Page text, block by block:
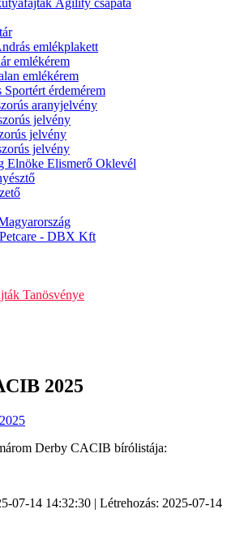
Agility csapata
emlékplakett
emlékérem
emlékérem
érdemérem
aranyjelvény
jelvény
jelvény
jelvény
Elnöke Elismerő Oklevél
- DBX Kft
Tanösvénye
2025
Derby CACIB bírólistája:
07-14 14:32:30 | Létrehozás: 2025-07-14